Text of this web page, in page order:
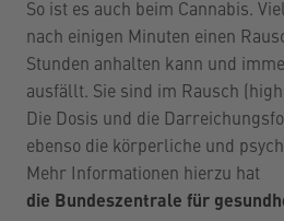
So ist es auch beim Cannabis.
nach einigen Minuten einen
Stunden anhalten kann und
ausfällt. Sie sind im Rausch
Die Dosis und die
ebenso die körperliche und
Mehr Informationen hierzu hat
die Bundeszentrale für